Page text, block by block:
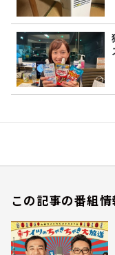
この記事の番組情